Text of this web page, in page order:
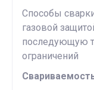
Способы
газовой
последующую
ограничений